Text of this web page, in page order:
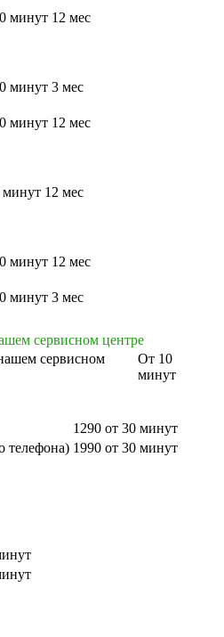
минут 12 мес
минут 3 мес
минут 12 мес
минут 12 мес
минут 12 мес
минут 3 мес
сервисном центре
сервисном
От 10
минут
1290 от 30 минут
телефона) 1990 от 30 минут